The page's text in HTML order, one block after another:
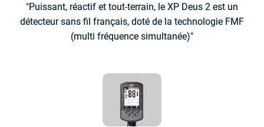
"Puissant, réactif et tout-terrain, le XP Deus 2 est un
détecteur sans fil français, doté de la technologie FMF
(multi fréquence simultanée)"